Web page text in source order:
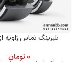
بلبرینگ تماس زاویه ای
0تومان